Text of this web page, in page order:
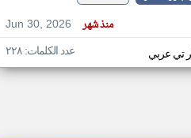
Jun 30, 2026
منذ شهر
تي عربي عدد الكلمات: ٢٢٨